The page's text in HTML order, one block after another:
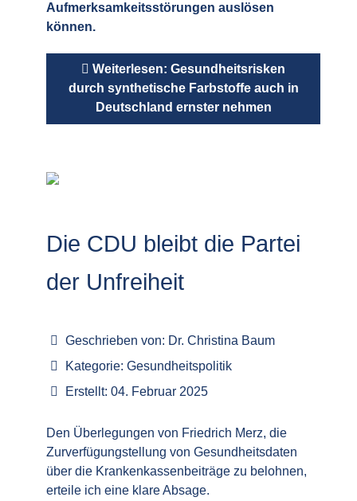
Aufmerksamkeitsstörungen auslösen
können.
Weiterlesen: Gesundheitsrisken
durch synthetische Farbstoffe auch in
Deutschland ernster nehmen
Die CDU bleibt die Partei
der Unfreiheit
Geschrieben von: Dr. Christina Baum
Kategorie: Gesundheitspolitik
Erstellt: 04. Februar 2025
Den Überlegungen von Friedrich Merz, die
Zurverfügungstellung von Gesundheitsdaten
über die Krankenkassenbeiträge zu belohnen,
erteile ich eine klare Absage.